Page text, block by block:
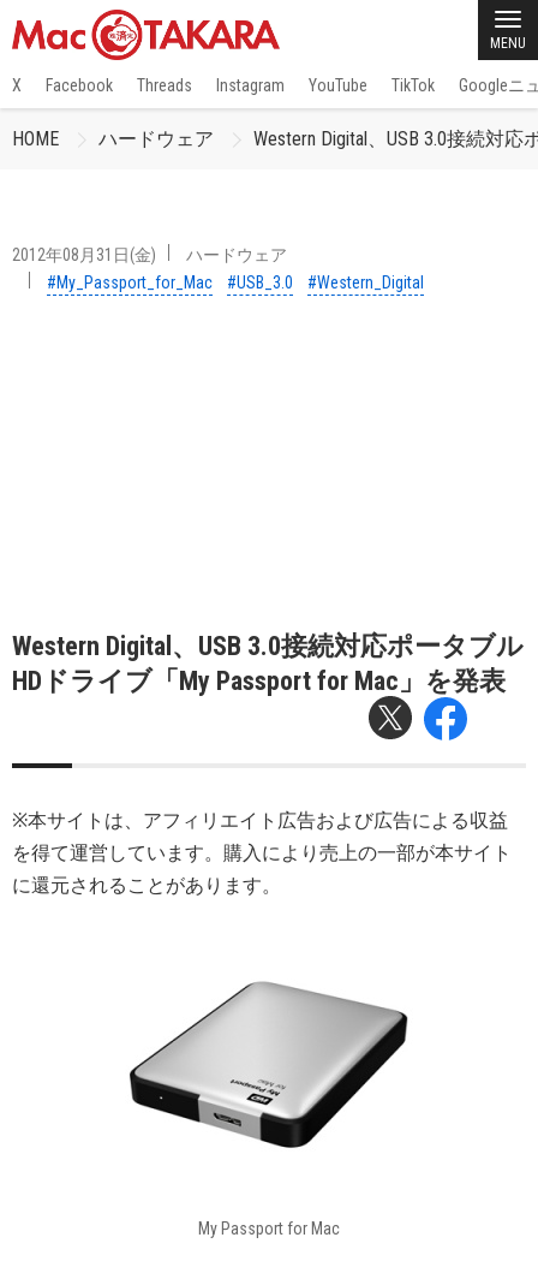
MENU
X Facebook Threads Instagram YouTube TikTok Googleニ
HOME ハードウェア Western Digital、USB 3.0接続対
2012年08月31日(金)
ハードウェア
#My_Passport_for_Mac
#USB_3.0 #Western_Digital
Western Digital、USB 3.0接続対応ポータブル
HDドライブ「My Passport for Mac」を発表
※本サイトは、アフィリエイト広告および広告による収益
を得て運営しています。購入により売上の一部が本サイト
に還元されることがあります。
My Passport for Mac